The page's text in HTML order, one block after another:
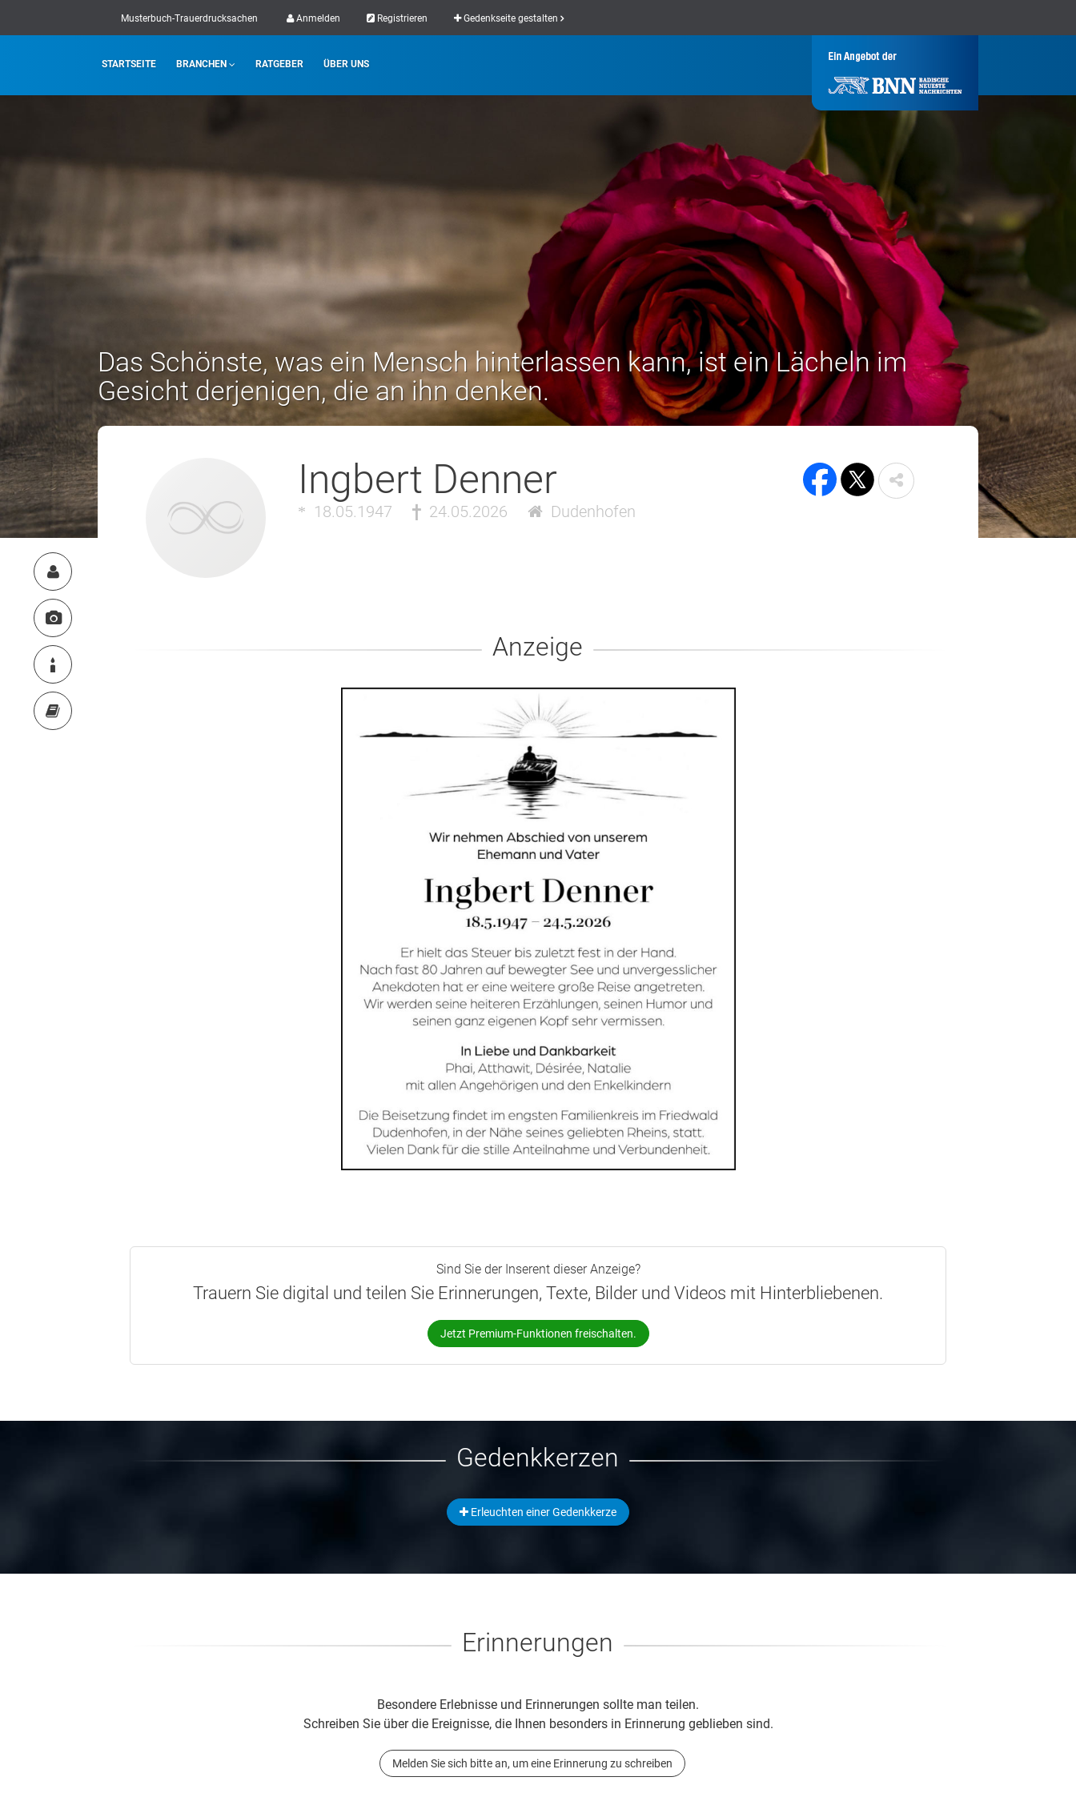
Musterbuch-Trauerdrucksachen Anmelden Registrieren Gedenkseite gestalten
STARTSEITE BRANCHEN RATGEBER ÜBER UNS
Das Schönste, was ein Mensch hinterlassen kann, ist ein Lächeln im
Gesicht derjenigen, die an ihn denken.
Ingbert Denner
18.05.1947 24.05.2026 Dudenhofen
Anzeige
Sind Sie der Inserent dieser Anzeige?
Trauern Sie digital und teilen Sie Erinnerungen, Texte, Bilder und Videos mit Hinterbliebenen.
Jetzt Premium-Funktionen freischalten.
Gedenkkerzen
Erleuchten einer Gedenkkerze
Erinnerungen
Besondere Erlebnisse und Erinnerungen sollte man teilen.
Schreiben Sie über die Ereignisse, die Ihnen besonders in Erinnerung geblieben sind.
Melden Sie sich bitte an, um eine Erinnerung zu schreiben